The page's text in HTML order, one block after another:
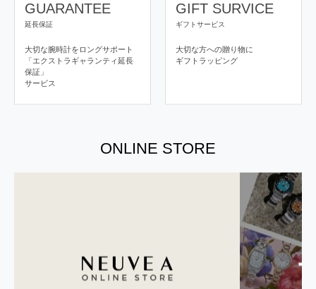
GUARANTEE
延長保証
大切な腕時計をロングサポート
「エクストラギャランティ延長
保証」
サービス
GIFT SURVICE
ギフトサービス
大切な方への贈り物に
ギフトラッピング
ONLINE STORE